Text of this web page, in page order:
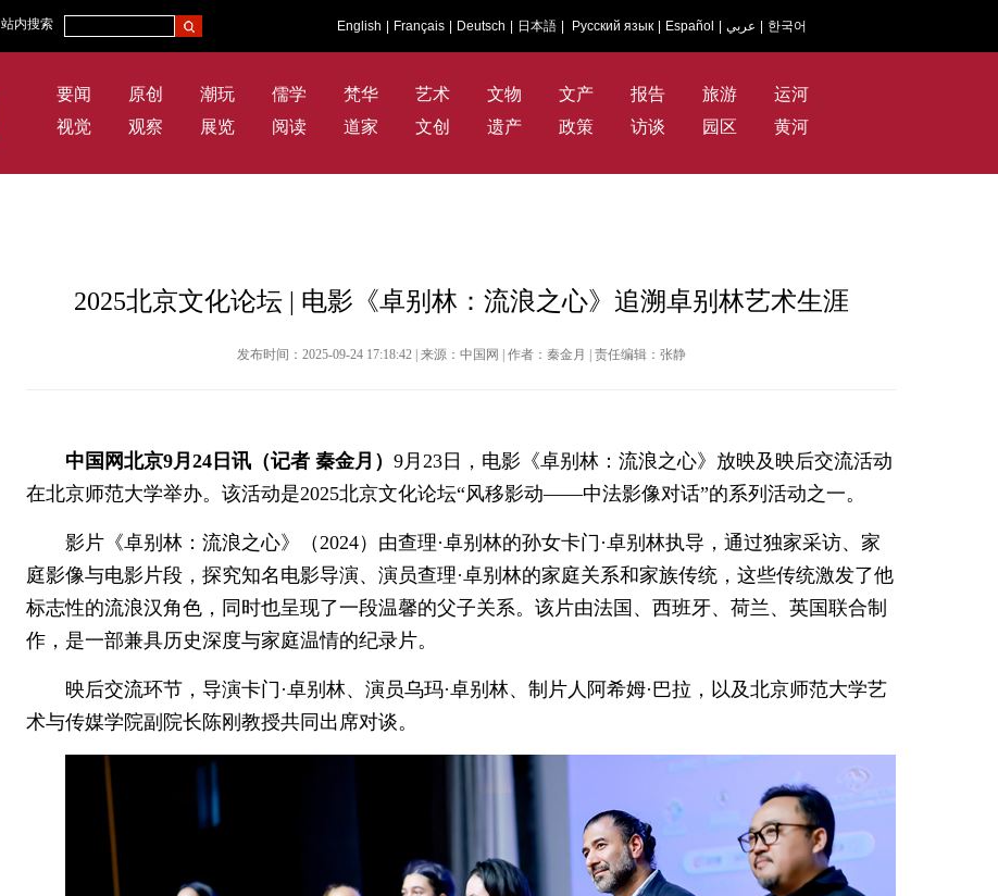
站内搜索 English Français Deutsch 日本語 Русский язык Español عربي 한국어
要闻 原创 潮玩 儒学 梵华 艺术 文物 文产 报告 旅游
运河
视觉
观察 展览 阅读 道家 文创 遗产 政策 访谈 园区 黄河
2025北京文化论坛 | 电影《卓别林：流浪之心》追溯卓别林艺术生涯
发布时间：2025-09-24 17:18:42 | 来源：中国网 | 作者：秦金月 | 责任编辑：张静
中国网北京9月24日讯（记者 秦金月） 9月23日，电影《卓别林：流浪之心》放映及映后交流活动
在北京师范大学举办。该活动是2025北京文化论坛“风移影动——中法影像对话”的系列活动之一。
影片《卓别林：流浪之心》（2024）由查理·卓别林的孙女卡门·卓别林执导，通过独家采访、家
庭影像与电影片段，探究知名电影导演、演员查理·卓别林的家庭关系和家族传统，这些传统激发了他
标志性的流浪汉角色，同时也呈现了一段温馨的父子关系。该片由法国、西班牙、荷兰、英国联合制
作，是一部兼具历史深度与家庭温情的纪录片。
映后交流环节，导演卡门·卓别林、演员乌玛·卓别林、制片人阿希姆·巴拉，以及北京师范大学艺
术与传媒学院副院长陈刚教授共同出席对谈。